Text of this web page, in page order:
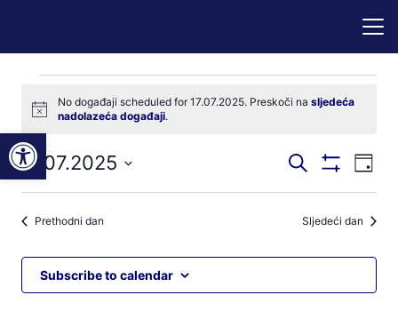
Događaji
for
17.07.2025
Notice
No događaji scheduled for 17.07.2025. Preskoči na sljedeća
nadolazeća događaji.
Događaji
pretraga
Pretraži
Filtere
Dan
17.07.2025
Odaberite
datum.
Prethodni dan Sljedeći dan
Subscribe to calendar
Open toolbar